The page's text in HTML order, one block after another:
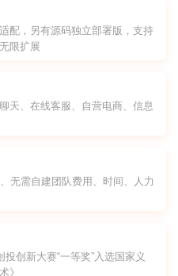
配，另有源码独立部署版，支持
限扩展
天、在线客服、自营电商、信息
无需自建团队费用、时间、人力
创新大赛“一等奖”入选国家义
》